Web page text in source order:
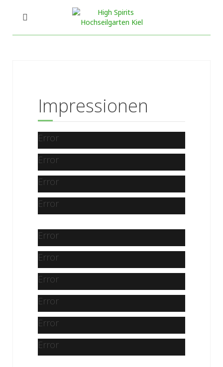
Impressionen
Error
Error
Error
Error
Error
Error
Error
Error
Error
Error